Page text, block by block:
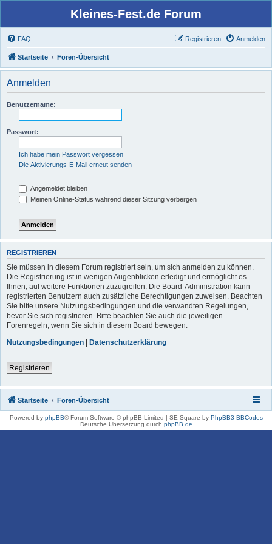
Kleines-Fest.de Forum
FAQ Anmelden
Registrieren
Startseite Foren-Übersicht
Anmelden
Benutzername:
Passwort:
Ich habe mein Passwort vergessen
Die Aktivierungs-E-Mail erneut senden
Angemeldet bleiben
Meinen Online-Status während dieser Sitzung verbergen
REGISTRIEREN
Sie müssen in diesem Forum registriert sein, um sich anmelden zu können.
Die Registrierung ist in wenigen Augenblicken erledigt und ermöglicht es
Ihnen, auf weitere Funktionen zuzugreifen. Die Board-Administration kann
registrierten Benutzern auch zusätzliche Berechtigungen zuweisen. Beachten
Sie bitte unsere Nutzungsbedingungen und die verwandten Regelungen,
bevor Sie sich registrieren. Bitte beachten Sie auch die jeweiligen
Forenregeln, wenn Sie sich in diesem Board bewegen.
Nutzungsbedingungen | Datenschutzerklärung
Registrieren
Startseite Foren-Übersicht
Powered by phpBB® Forum Software © phpBB Limited | SE Square by PhpBB3 BBCodes
Deutsche Übersetzung durch phpBB.de